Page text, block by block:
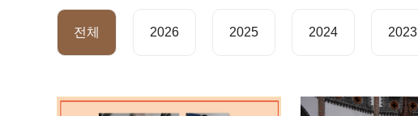
전체 2026 2025 2024 2023